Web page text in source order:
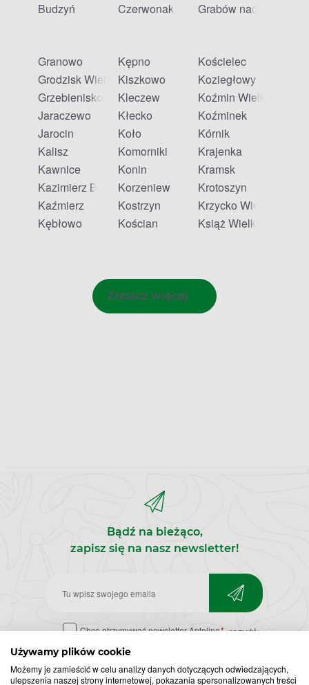
Używamy plików cookie
Możemy je zamieścić w celu analizy danych dotyczących odwiedzających,
ulepszenia naszej strony internetowej, pokazania spersonalizowanych treści
Budzyń
Czerwonak
Grabów nad Prosną
Granowo
Grodzisk Wielkopolski
Grzebienisko
Jaraczewo
Jarocin
Kalisz
Kawnice
Kazimierz Biskupi
Kaźmierz
Kębłowo
Kępno
Kiszkowo
Kleczew
Kłecko
Koło
Komorniki
Konin
Korzeniew
Kostrzyn
Kościan
Kościelec
Koziegłowy
Koźmin Wielkopolski
Koźminek
Kórnik
Krajenka
Kramsk
Krotoszyn
Krzycko Wielkie
Książ Wielkopolski
Zobacz więcej
Bądź na bieżąco,
zapisz się na nasz newsletter!
Zapisz
do
newslettera
Chcę otrzymywać newsletter Apteline* rozwiń>